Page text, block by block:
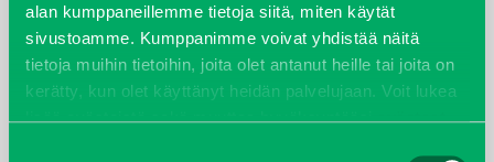
alan kumppaneillemme tietoja siitä, miten käytät
sivustoamme. Kumppanimme voivat yhdistää näitä
tietoja muihin tietoihin, joita olet antanut heille tai joita on
kerätty, kun olet käyttänyt heidän palvelujaan. Voit lukea
lisää evästeistä sekä muuttaa hyväksyntääsievästeet
joulukuu 2022
huhtikuu 2022
helmikuu 2022